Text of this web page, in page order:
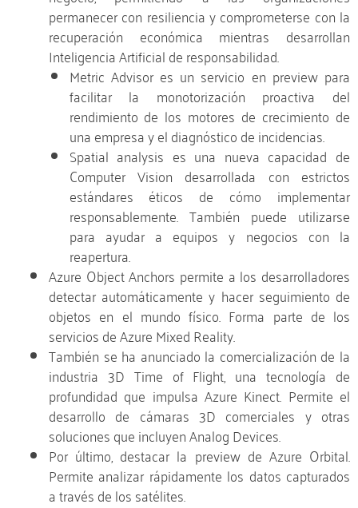
permanecer con resiliencia y comprometerse con la
recuperación económica mientras desarrollan
Inteligencia Artificial de responsabilidad.
Metric Advisor es un servicio en preview para
facilitar la monotorización proactiva del
rendimiento de los motores de crecimiento de
una empresa y el diagnóstico de incidencias.
Spatial analysis es una nueva capacidad de
Computer Vision desarrollada con estrictos
estándares éticos de cómo implementar
responsablemente. También puede utilizarse
para ayudar a equipos y negocios con la
reapertura.
Azure Object Anchors permite a los desarrolladores
detectar automáticamente y hacer seguimiento de
objetos en el mundo físico. Forma parte de los
servicios de Azure Mixed Reality.
También se ha anunciado la comercialización de la
industria 3D Time of Flight, una tecnología de
profundidad que impulsa Azure Kinect. Permite el
desarrollo de cámaras 3D comerciales y otras
soluciones que incluyen Analog Devices.
Por último, destacar la preview de Azure Orbital.
Permite analizar rápidamente los datos capturados
a través de los satélites.